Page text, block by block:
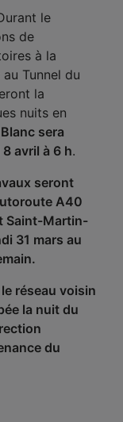
le
de
à la
Tunnel du
la
nuits en
sera
avril à 6 h.
seront
A40
Saint-Martin-
31 mars au
réseau voisin
la nuit du
du